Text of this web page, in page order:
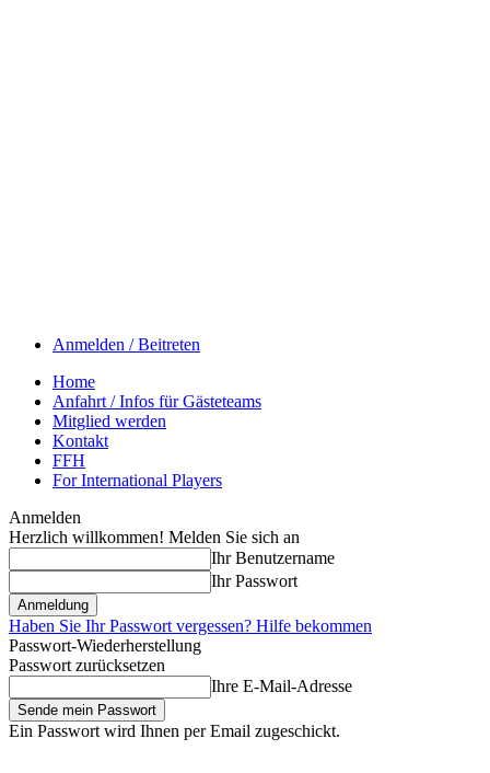
Anmelden / Beitreten
Home
Anfahrt / Infos für Gästeteams
Mitglied werden
Kontakt
FFH
For International Players
Anmelden
Herzlich willkommen! Melden Sie sich an
Ihr Benutzername
Ihr Passwort
Haben Sie Ihr Passwort vergessen? Hilfe bekommen
Passwort-Wiederherstellung
Passwort zurücksetzen
Ihre E-Mail-Adresse
Ein Passwort wird Ihnen per Email zugeschickt.